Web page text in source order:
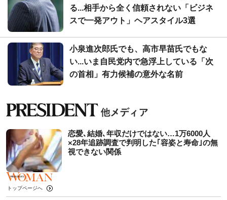
る...相手から全く信頼されない「ビジネ
スで一発アウト」ヘアスタイル3選
小泉進次郎氏でも、高市早苗氏でもな
い...いま自民党内で急浮上している「次
の首相」有力候補の意外な名前
恋愛､結婚､年収だけではない…1万6000人
×28年追跡調査で判明した｢容姿と寿命｣の無
視できない関係
トップページへ